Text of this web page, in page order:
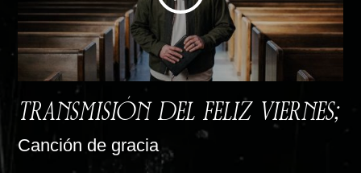
TRANSMISIÓN DEL FELIZ VIERNES;
Canción de gracia